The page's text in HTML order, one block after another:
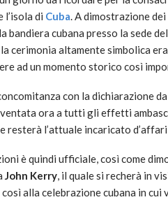
l’isola di Cuba. A dimostrazione
bandiera cubana presso la sede
cerimonia altamente simbolica
ad un momento storico così
con la dichiarazione
ora a tutti gli effetti
resterà l’attuale incaricato
è quindi ufficiale, così come
John Kerry, il quale si recherà in
alla celebrazione cubana in
per il tuo prato
1 anno ago